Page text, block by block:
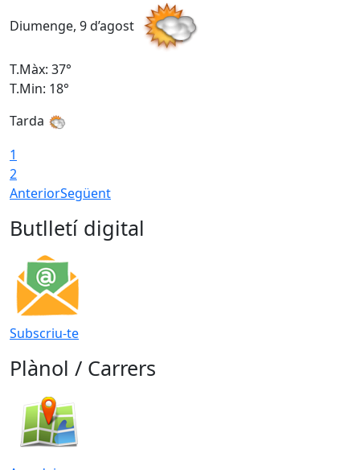
Diumenge, 9 d’agost
T.Màx: 37°
T.Min: 18°
Tarda
1
2
AnteriorSegüent
Butlletí digital
Subscriu-te
Plànol / Carrers